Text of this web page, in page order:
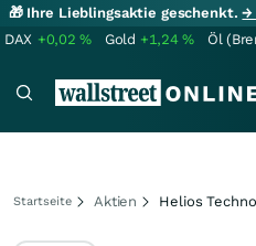
🎁 Ihre Lieblingsaktie geschenkt.→
DAX +0,02% Gold +1,24% Öl
Startseite Aktien Helios